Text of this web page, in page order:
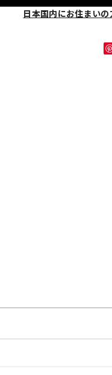
日本国内にお住まいの